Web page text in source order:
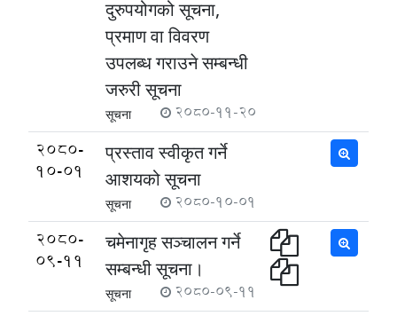
दुरुपयोगको सूचना,
प्रमाण वा विवरण
उपलब्ध गराउने सम्बन्धी
जरुरी सूचना
सूचना 2080-11-20
2080-
10-01
प्रस्ताव स्वीकृत गर्ने
आशयको सूचना
सूचना 2080-10-01
2080-
09-11
चमेनागृह सञ्चालन गर्ने
सम्बन्धी सूचना।
सूचना 2080-09-11